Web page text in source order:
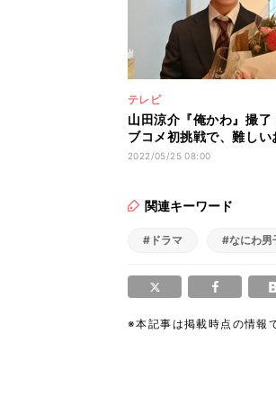
テレビ
山田涼介『俺かわ』撮了
ブコメ初挑戦で、難しい
も…」
2022/05/25 08:00
関連キーワード
#ドラマ #なにわ男
※本記事は掲載時点の情報